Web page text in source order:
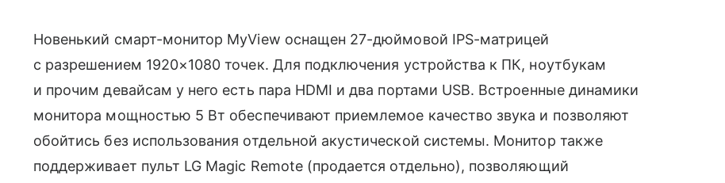
Новенький смарт-монитор MyView оснащен 27-дюймовой IPS-матрицей
с разрешением 1920×1080 точек. Для подключения устройства к ПК, ноутбукам
и прочим девайсам у него есть пара HDMI и два портами USB. Встроенные динамики
монитора мощностью 5 Вт обеспечивают приемлемое качество звука и позволяют
обойтись без использования отдельной акустической системы. Монитор также
поддерживает пульт LG Magic Remote (продается отдельно), позволяющий